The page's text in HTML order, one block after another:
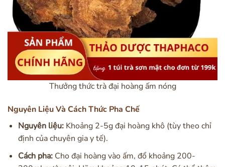
Thưởng thức trà đại hoàng ấm nóng
Nguyên Liệu Và Cách Thức Pha Chế
Nguyên liệu:Khoảng 2-5g đại hoàng khô (tùy theo chỉ
định của chuyên gia y tế).
Cách pha:Cho đại hoàng vào ấm, đổ khoảng 200-